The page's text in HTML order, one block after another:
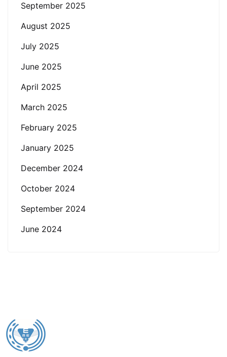
September 2025
August 2025
July 2025
June 2025
April 2025
March 2025
February 2025
January 2025
December 2024
October 2024
September 2024
June 2024